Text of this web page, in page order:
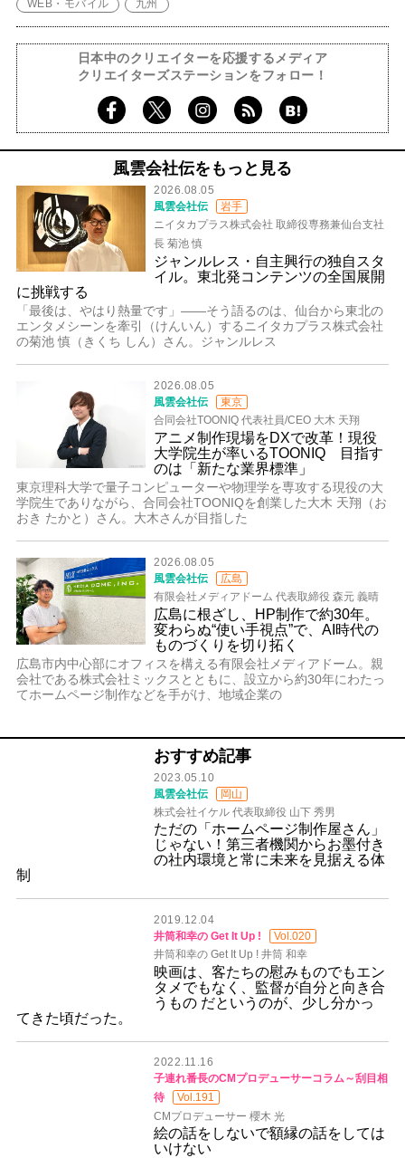
WEB・モバイル 九州
日本中のクリエイターを応援するメディア
クリエイターズステーションをフォロー！
風雲会社伝をもっと見る
2026.08.05
風雲会社伝
岩手
ニイタカプラス株式会社 取締役専務兼仙台支社
長 菊池 慎
ジャンルレス・自主興行の独自スタ
イル。東北発コンテンツの全国展開
に挑戦する
「最後は、やはり熱量です」――そう語るのは、仙台から東北の
エンタメシーンを牽引（けんいん）するニイタカプラス株式会社
の菊池 慎（きくち しん）さん。ジャンルレス
2026.08.05
風雲会社伝
東京
合同会社TOONIQ 代表社員/CEO 大木 天翔
アニメ制作現場をDXで改革！現役
大学院生が率いるTOONIQ 目指す
のは「新たな業界標準」
東京理科大学で量子コンピューターや物理学を専攻する現役の大
学院生でありながら、合同会社TOONIQを創業した大木 天翔（お
おき たかと）さん。大木さんが目指した
2026.08.05
風雲会社伝
広島
有限会社メディアドーム 代表取締役 森元 義晴
広島に根ざし、HP制作で約30年。
変わらぬ“使い手視点”で、AI時代の
ものづくりを切り拓く
広島市内中心部にオフィスを構える有限会社メディアドーム。親
会社である株式会社ミックスとともに、設立から約30年にわたっ
てホームページ制作などを手がけ、地域企業の
おすすめ記事
2023.05.10
風雲会社伝
岡山
株式会社イケル 代表取締役 山下 秀男
ただの「ホームページ制作屋さん」
じゃない！第三者機関からお墨付き
の社内環境と常に未来を見据える体
制
2019.12.04
井筒和幸の Get It Up !
Vol.020
井筒和幸の Get It Up ! 井筒 和幸
映画は、客たちの慰みものでもエン
タメでもなく、監督が自分と向き合
うもの だというのが、少し分かっ
てきた頃だった。
2022.11.16
子連れ番長のCMプロデューサーコラム～刮目相
待
Vol.191
CMプロデューサー 櫻木 光
絵の話をしないで額縁の話をしては
いけない